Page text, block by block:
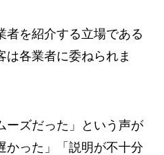
者を紹介する立場である
は各業者に委ねられま
ーズだった」という声が
かった」「説明が不十分